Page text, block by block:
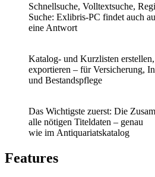
Schnellsuche, Volltextsuche,
Suche: Exlibris-PC findet auch
eine Antwort
Katalog- und Kurzlisten
exportieren – für Versicherung,
und Bestandspflege
Das Wichtigste zuerst: Die
alle nötigen Titeldaten – genau
wie im Antiquariatskatalog
Features